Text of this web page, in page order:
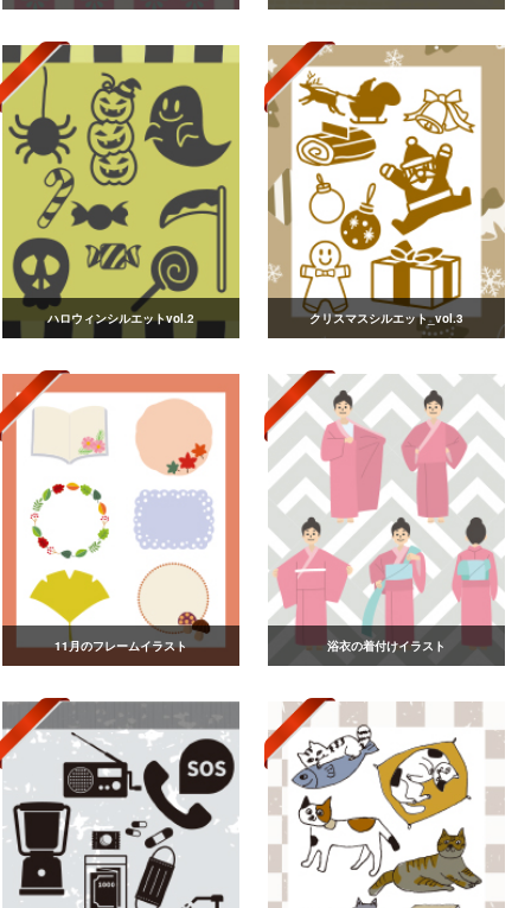
ハロウィンシルエットvol.2 クリスマスシルエット_vol.3
11月のフレームイラスト 浴衣の着付けイラスト